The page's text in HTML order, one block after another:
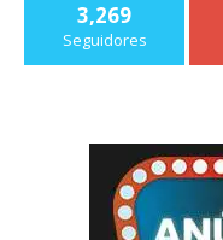
3,269
Seguidores